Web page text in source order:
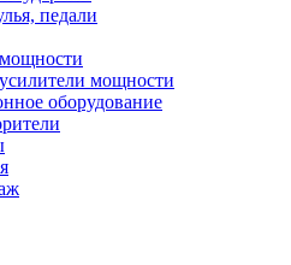
педали
мощности
оборудование